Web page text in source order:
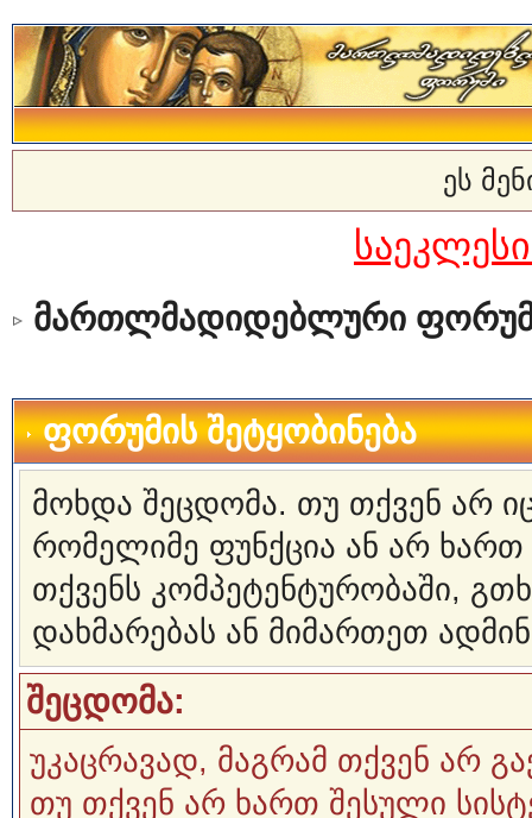
ეს
მართლმადიდებლური
ფორუმის შეტყობინება
მოხდა შეცდომა. თუ თქვენ არ
რომელიმე ფუნქცია ან არ ხართ
თქვენს კომპეტენტურობაში,
დახმარებას ან მიმართეთ
შეცდომა:
უკაცრავად, მაგრამ თქვენ არ
თუ თქვენ არ ხართ შესული